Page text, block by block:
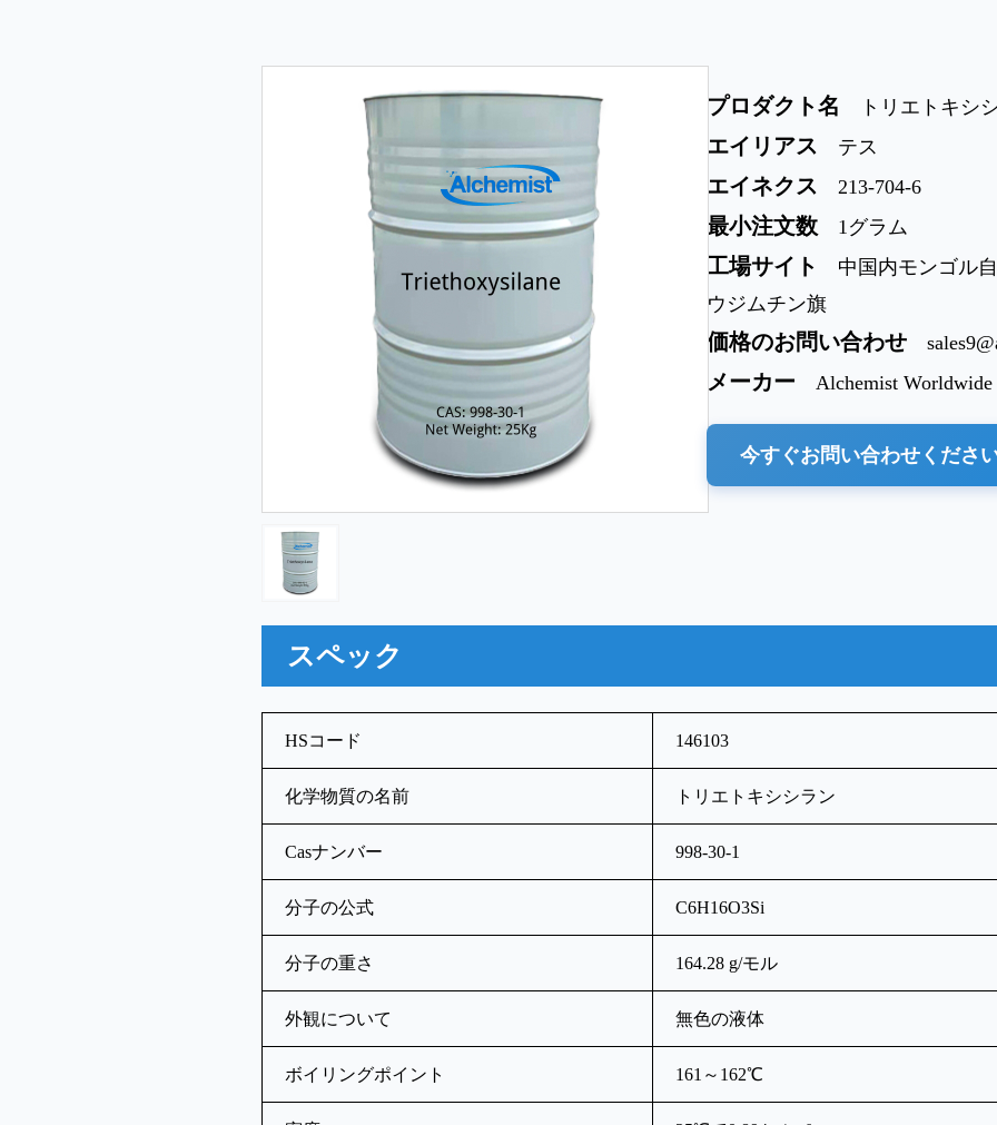
プロダクト名 トリエトキシ
エイリアス テス
エイネクス 213-704-6
最小注文数 1グラム
工場サイト
中国内モンゴル
ウジムチン旗
価格のお問い合わせ
メーカー Alchemist
今すぐお問い合わせくださ
スペック
HSコード 146103
化学物質の名前 トリエトキシシラン
Casナンバー 998-30-1
分子の公式 C6H16O3Si
分子の重さ 164.28 g/モル
外観について 無色の液体
ボイリングポイント 161～162℃